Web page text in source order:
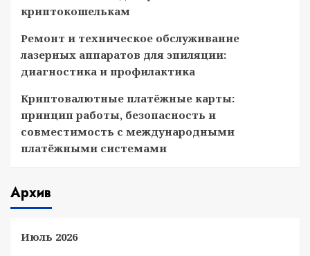
криптокошелькам
Ремонт и техническое обслуживание
лазерных аппаратов для эпиляции:
диагностика и профилактика
Криптовалютные платёжные карты:
принцип работы, безопасность и
совместимость с международными
платёжными системами
Архив
Июль 2026